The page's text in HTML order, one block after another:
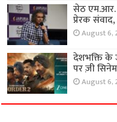
सेठ एम.आर.
प्रेरक
August 6,
देशभक्ति के
पर ज़ी
August 6,